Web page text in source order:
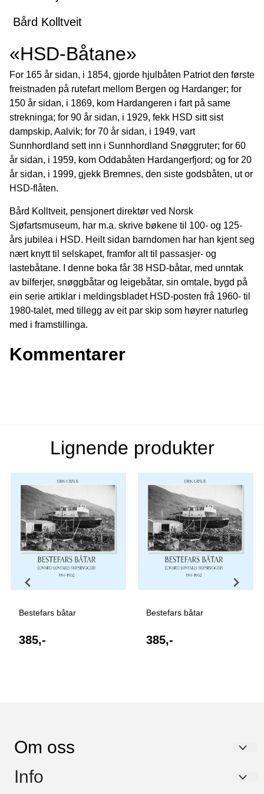
Bård Kolltveit
«HSD-Båtane»
For 165 år sidan, i 1854, gjorde hjulbåten Patriot den første
freistnaden på rutefart mellom Bergen og Hardanger; for
150 år sidan, i 1869, kom Hardangeren i fart på same
strekninga; for 90 år sidan, i 1929, fekk HSD sitt sist
dampskip, Aalvik; for 70 år sidan, i 1949, vart
Sunnhordland sett inn i Sunnhordland Snøggruter; for 60
år sidan, i 1959, kom Oddabåten Hardangerfjord; og for 20
år sidan, i 1999, gjekk Bremnes, den siste godsbåten, ut or
HSD-flåten.
Bård Kolltveit, pensjonert direktør ved Norsk
Sjøfartsmuseum, har m.a. skrive bøkene til 100- og 125-
års jubilea i HSD. Heilt sidan barndomen har han kjent seg
nært knytt til selskapet, framfor alt til passasjer- og
lastebåtane. I denne boka får 38 HSD-båtar, med unntak
av bilferjer, snøggbåtar og leigebåtar, sin omtale, bygd på
ein serie artiklar i meldingsbladet HSD-posten frå 1960- til
1980-talet, med tillegg av eit par skip som høyrer naturleg
med i framstillinga.
Kommentarer
Lignende produkter
Bestefars båtar
385,-
Bestefars båtar
385,-
Om oss
Kapabel Forlag AS
Info